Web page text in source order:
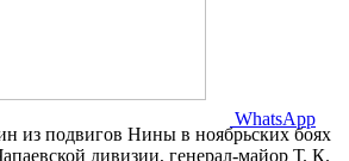
из подвигов Нины в ноябрьских боях
дивизии, генерал-майор Т. К.
WhatsApp